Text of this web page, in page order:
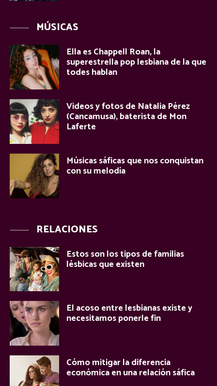
MÚSICAS
Ella es Chappell Roan, la
superestrella pop lesbiana de la que
todes hablan
Videos y fotos de Natalia Pérez
(Cancamusa), baterista de Mon
Laferte
Músicas sáficas que nos conquistan
con su melodía
RELACIONES
Estos son los tipos de familias
lésbicas que existen
El acoso entre lesbianas existe y
necesitamos ponerle fin
Cómo mitigar la diferencia
económica en una relación sáfica